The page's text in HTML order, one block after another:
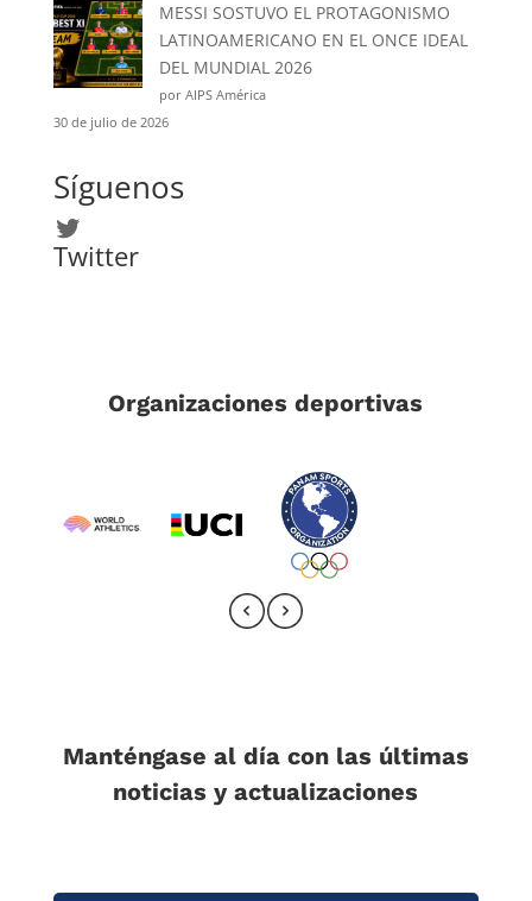
MESSI SOSTUVO EL PROTAGONISMO
LATINOAMERICANO EN EL ONCE IDEAL
DEL MUNDIAL 2026
por AIPS América
30 de julio de 2026
Síguenos
Twitter
Twitter
Organizaciones deportivas
Manténgase al día con las últimas
noticias y actualizaciones